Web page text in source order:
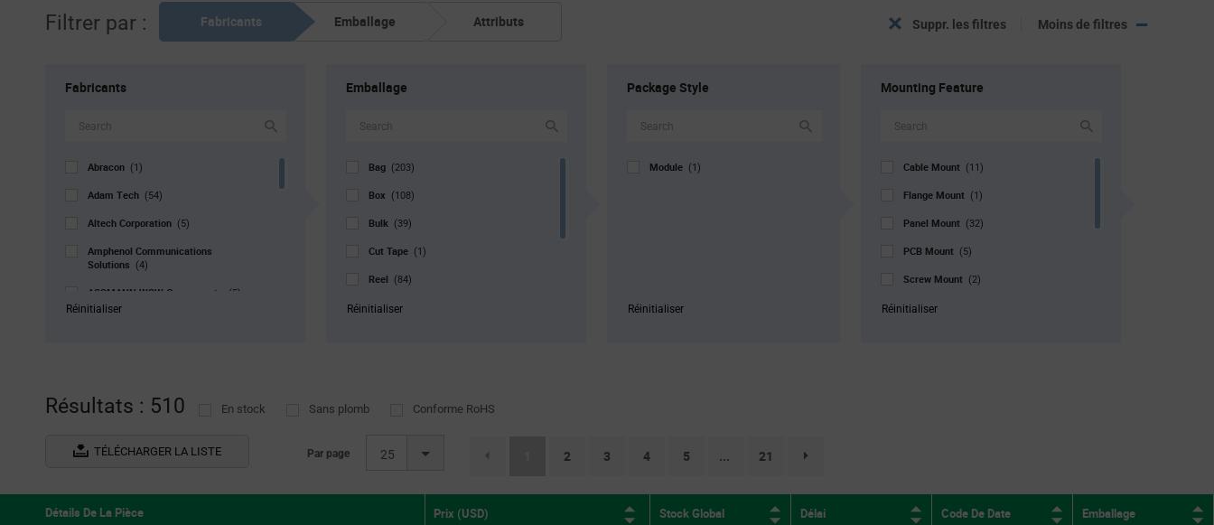
Filtrer par : Fabricants Emballage Attributs Suppr. les filtres Moins de filtres
Fabricants
Abracon (1)
Adam Tech (54)
Altech Corporation (5)
Amphenol Communications
Solutions
(4)
ASSMANN WSW Components (5)
HARTING (90)
METZ CONNECT
Qualtek(2)
Réinitialiser
Emballage
Bag (203)
Box (108)
Bulk (39)
Cut Tape (1)
Reel (84)
Std. Mfr. Pkg
Réinitialiser
Package Style
Module (1)
Réinitialiser
Mounting Feature
Cable Mount (11)
Flange Mount (1)
Panel Mount (32)
PCB Mount (5)
Screw Mount (2)
Snap Fit
Réinitialiser
Résultats : 510 En stock Sans plomb Conforme RoHS
TÉLÉCHARGER LA LISTE Par page 25 (current)
2 3 4 5 ... 21
Détails De La Pièce Prix (USD) Stock Global Délai Code De Date Emballage